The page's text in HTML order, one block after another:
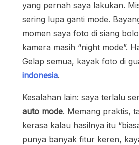
yang pernah saya lakukan.
sering lupa ganti mode.
momen saya foto di siang
kamera masih “night mode”.
Gelap semua, kayak foto di
indonesia.
Kesalahan lain: saya terlalu
auto mode. Memang praktis,
kerasa kalau hasilnya itu
punya banyak fitur keren,